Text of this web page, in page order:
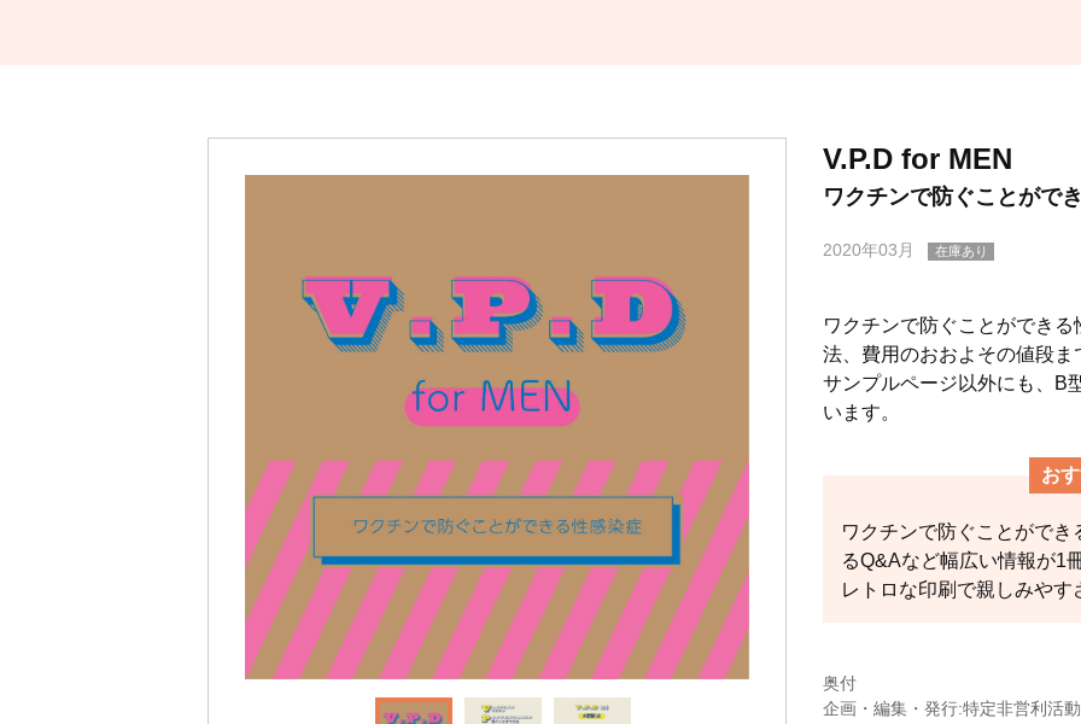
V.P.D for MEN
ワクチンで防ぐことがで
2020年03月 在庫あり
ワクチンで防ぐことができ
法、費用のおおよその値段ま
サンプルページ以外にも、B
います。
お
ワクチンで防ぐことがで
るQ&Aなど幅広い情報が1
レトロな印刷で親しみや
奥付
企画・編集・発行:特定非営利活